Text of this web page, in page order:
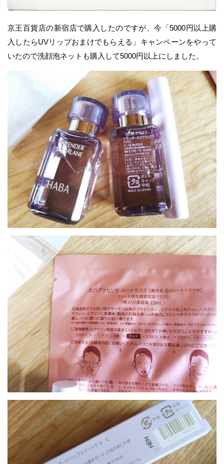
京王百貨店の新宿店で購入したのですが、今「5000円以上購
入したらUVリップおまけでもらえる」キャンペーンをやって
いたので洗顔泡ネットも購入して5000円以上にしました。